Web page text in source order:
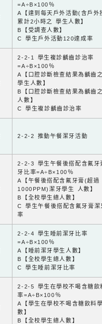
=A÷B×100％
A【達到每天戶外活動(含戶外
累計2小時之 學生人數】
B【受調查人數】
C 學生戶外活動120達成率
2-2-1 學生複診齲齒診治率
=A÷B×100％
A【口腔診斷檢查結果為齲齒
學生人數】
B【口腔診斷檢查結果為齲齒
人數】
C 學生複診齲齒診治率
2-2-2 推動午餐潔牙活動
2-2-3 學生午餐後搭配含氟牙
牙比率=A÷B×100％
A【午餐後搭配含氟牙膏(超過
1000PPM)潔牙學生 人數】
B【全校學生總人數】
C 學生午餐後搭配含氟牙膏潔
率
2-2-4 學生睡前潔牙比率
=A÷B×100％
A【睡前潔牙學生人數】
B【全校學生總人數】
C 學生睡前潔牙比率
2-2-5 學生在學校不喝含糖飲
率=A÷B×100％
A【學生在學校不喝含糖飲料
數】
B【全校學生總人數】